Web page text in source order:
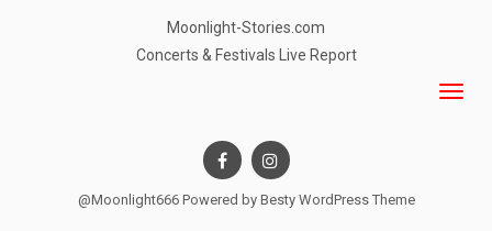
Moonlight-Stories.com
Concerts & Festivals Live Report
@Moonlight666 Powered by Besty WordPress Theme